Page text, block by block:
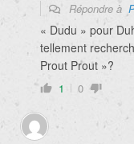
Répondre à
« Dudu » pour
tellement
Prout Prout »?
1 0